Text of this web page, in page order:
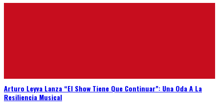
Arturo Leyva Lanza “El Show Tiene Que Continuar”: Una Oda A La
Resiliencia Musical